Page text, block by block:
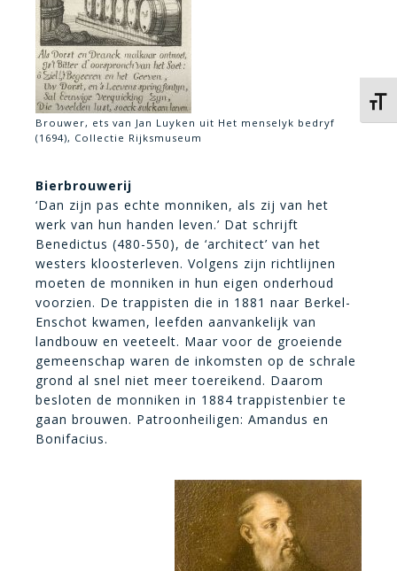
Brouwer, ets van Jan Luyken uit Het menselyk bedryf
(1694), Collectie Rijksmuseum
Bierbrouwerij
‘Dan zijn pas echte monniken, als zij van het
werk van hun handen leven.’ Dat schrijft
Benedictus (480-550), de ‘architect’ van het
westers kloosterleven. Volgens zijn richtlijnen
moeten de monniken in hun eigen onderhoud
voorzien. De trappisten die in 1881 naar Berkel-
Enschot kwamen, leefden aanvankelijk van
landbouw en veeteelt. Maar voor de groeiende
gemeenschap waren de inkomsten op de schrale
grond al snel niet meer toereikend. Daarom
besloten de monniken in 1884 trappistenbier te
gaan brouwen. Patroonheiligen: Amandus en
Bonifacius.